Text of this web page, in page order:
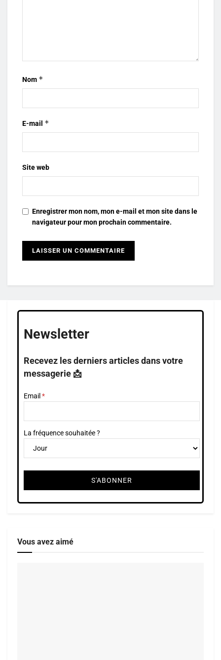
Nom *
E-mail *
Site web
Enregistrer mon nom, mon e-mail et mon site dans le
navigateur pour mon prochain commentaire.
Newsletter
Recevez les derniers articles dans votre
messagerie 📩
Email
La fréquence souhaitée ?
Vous avez aimé